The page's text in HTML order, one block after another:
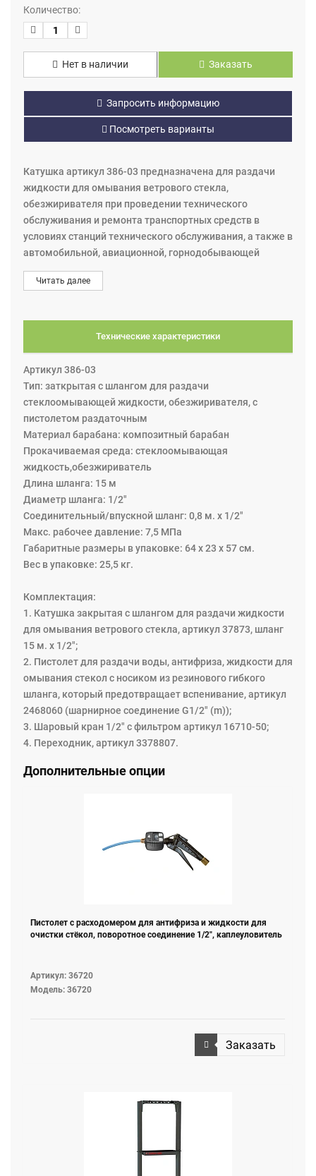
Количество:
Нет в наличии Заказать
Запросить информацию
Посмотреть варианты
Катушка артикул 386-03 предназначена для раздачи
жидкости для омывания ветрового стекла,
обезжиривателя при проведении технического
обслуживания и ремонта транспортных средств в
условиях станций технического обслуживания, а также в
автомобильной, авиационной, горнодобывающей
промышленности, в морской и сельскохозяйственной
отрасли. Эта катушка из новой серии CC15. Корпус
этих катушках барабан вращается на
плавной и требуют меньше энергии для вытягивания и
сматывания шланга. Катушка может крепиться на
разные поверхности: на стену, потолок, пол. Катушка
оснащена пружинным приводом для автоматического
сматывания шланга и храповым механизмом фиксации.
Вытягивая шланг, при каждом обороте можно
зафиксировать его в сегменте храповика (Шланг можно
размотать до нужной длины и зафиксировать с
помощью храпового механизма). Дальнейшее
вытягивание шланга освобождает защёлку храпового
механизма, и шланг наматывается на катушку
автоматически под действием пружины.
На катушке намотан шланг 15 м. х 1/2", который
катушку прикреплен шланг 0,8 м х 1/2”. В комплект
также входит Пистолет для раздачи воды, антифриза,
жидкости для омывания стекол с носиком из
резинового гибкого шланга, который предотвращает
вспенивание, артикул 2468060 (шарнирное соединение
G1/2" (m)).
Катушки Eurolube для раздачи жидкости позволяют
улучшить условия труда, создают лучшую рабочую
среду и повышают эффективность работы.
Читать далее
Технические характеристики
Артикул 386-03
Тип: заткрытая с шлангом для раздачи
стеклоомывающей жидкости, обезжиривателя, с
пистолетом раздаточным
Материал барабана: композитный барабан
Прокачиваемая среда: стеклоомывающая
жидкость,обезжириватель
Длина шланга: 15 м
Диаметр шланга: 1/2"
Соединительный/впускной шланг: 0,8 м. х 1/2"
Maкс. рабочее давление: 7,5 МПа
Габаритные размеры в упаковке: 64 х 23 х 57 см.
Вес в упаковке: 25,5 кг.
Комплектация:
1. Катушка закрытая с шлангом для раздачи жидкости
для омывания ветрового стекла, артикул 37873, шланг
15 м. х 1/2";
2. Пистолет для раздачи воды, антифриза, жидкости для
омывания стекол с носиком из резинового гибкого
шланга, который предотвращает вспенивание, артикул
2468060 (шарнирное соединение G1/2" (m));
3. Шаровый кран 1/2" с фильтром артикул 16710-50;
4. Переходник, артикул 3378807.
Дополнительные опции
Пистолет c расходомером для антифриза и жидкости для
очистки стёкол, поворотное соединение 1/2", каплеуловитель
Артикул: 36720
Модель: 36720
Заказать